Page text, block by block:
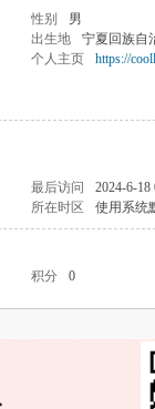
性别
男
出生地
宁夏回族自
个人主页
https://
最后访问
2024-6-
所在时区 使用系统
积分 0